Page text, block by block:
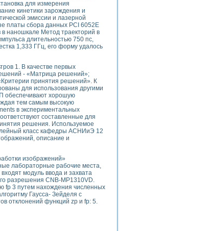
LabVIEW
критичность
технологии виртуальных приборов
эмиссии и лазерной интерферометрии
для измерения
кинетики зарождения и
эмиссии и лазерной
платы сбора данных PCI 6052E
в наношкале Метод траекторий в
длительностью 750 пс,
1,333 ГГц, его форму удалось
1. В качестве первых
- «Матрица решений»;
принятия решений». К
для использования другими
обеспечивают хорошую
тем самым высокую
в экспериментальных
составленные для
решения. Используемое
класс кафедры АСНИиЭ 12
описание и
изображений»
лабораторные рабочие места,
модуль ввода и захвата
разрешения CNB-MP1310VD.
fp 3 путем нахождения численных
Гаусса- Зейделя с
отклонений функций zp и fp: 5.